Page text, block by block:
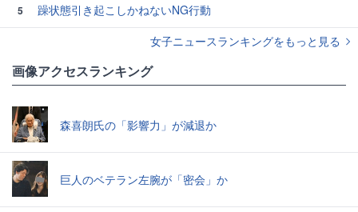
5
躁状態引き起こしかねないNG行動
女子ニュースランキングをもっと見る
画像アクセスランキング
森喜朗氏の「影響力」が減退か
巨人のベテラン左腕が「密会」か